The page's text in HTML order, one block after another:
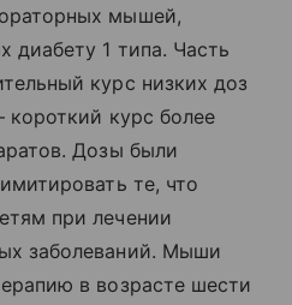
мышей,
диабету 1 типа. Часть
курс низких доз
короткий курс более
Дозы были
те, что
при лечении
заболеваний. Мыши
в возрасте шести